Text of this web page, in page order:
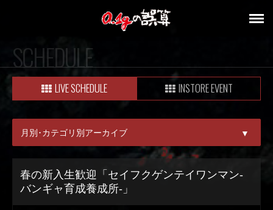
SCHEDULE
LIVE SCHEDULE INSTORE EVENT
月別･カテゴリ別アーカイブ ▼
ALL
08月
春の新入生歓迎「セイフクゲンテイワンマン-
バンギャ育成養成所-」